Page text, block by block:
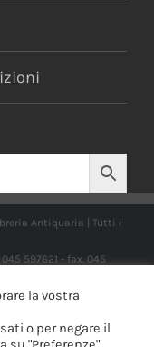
Antiquaria | Tutti i
045 597621 - fax. 045
la vostra
o per negare il